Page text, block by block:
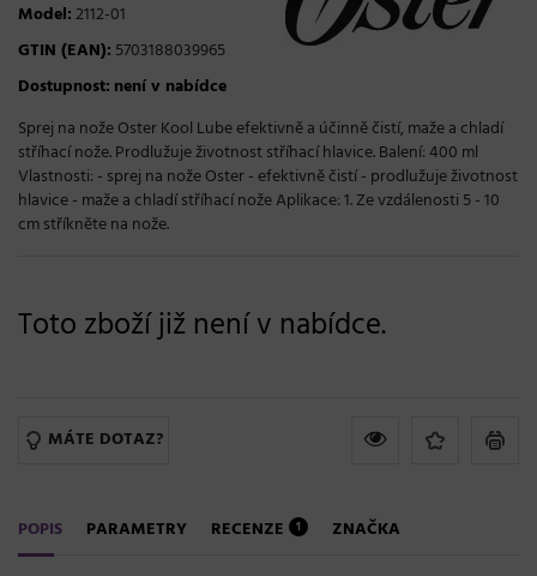
Model:2112-01
GTIN (EAN): 5703188039965
Dostupnost: není v nabídce
Sprej na nože Oster Kool Lube efektivně a účinně čistí, maže a chladí
stříhací nože. Prodlužuje životnost stříhací hlavice. Balení: 400 ml
Vlastnosti: - sprej na nože Oster - efektivně čistí - prodlužuje životnost
hlavice - maže a chladí stříhací nože Aplikace: 1. Ze vzdálenosti 5 - 10
cm stříkněte na nože.
Toto zboží již není v nabídce.
MÁTE DOTAZ?
POPIS PARAMETRY RECENZE 1 ZNAČKA